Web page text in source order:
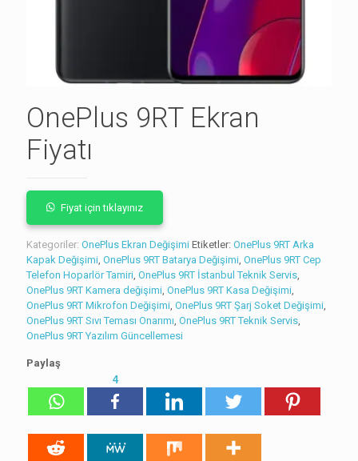
OnePlus 9RT Ekran
Fiyatı
Fiyat için tıklayınız
Kategoriler: OnePlus Ekran Değişimi Etiketler: OnePlus 9RT Arka
Kapak Değişimi, OnePlus 9RT Batarya Değişimi, OnePlus 9RT Cep
Telefon Hoparlör Tamiri, OnePlus 9RT İstanbul Teknik Servis,
OnePlus 9RT Kamera değişimi, OnePlus 9RT Kasa Değişimi,
OnePlus 9RT Mikrofon Değişimi, OnePlus 9RT Şarj Soket Değişimi,
OnePlus 9RT Sıvı Teması Onarımı, OnePlus 9RT Teknik Servis,
OnePlus 9RT Yazılım Güncellemesi
Paylaş
4